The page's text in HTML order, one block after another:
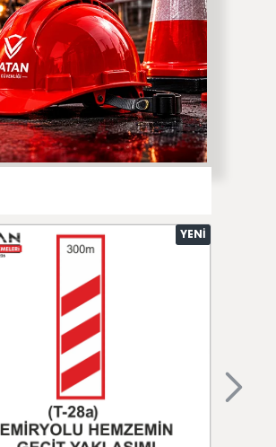
YENI